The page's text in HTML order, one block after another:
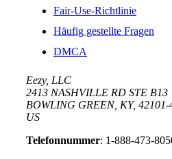
Fair-Use-Richtlinie
Häufig gestellte Fragen
DMCA
Eezy, LLC
2413 NASHVILLE RD STE B13
BOWLING GREEN, KY, 42101-
US
Telefonnummer: 1-888-473-